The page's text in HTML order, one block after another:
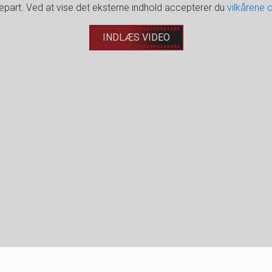
Ved at vise det eksterne indhold accepterer du vilkårene
INDLÆS VIDEO